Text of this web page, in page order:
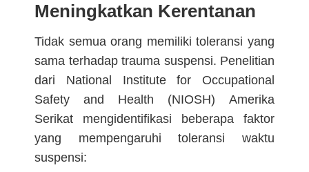
Meningkatkan Kerentanan
Tidak semua orang memiliki toleransi yang
sama terhadap trauma suspensi. Penelitian
dari National Institute for Occupational
Safety and Health (NIOSH) Amerika
Serikat mengidentifikasi beberapa faktor
yang mempengaruhi toleransi waktu
suspensi: